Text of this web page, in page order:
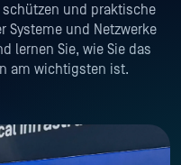
schützen und praktische
Systeme und Netzwerke
lernen Sie, wie Sie das
am wichtigsten ist.